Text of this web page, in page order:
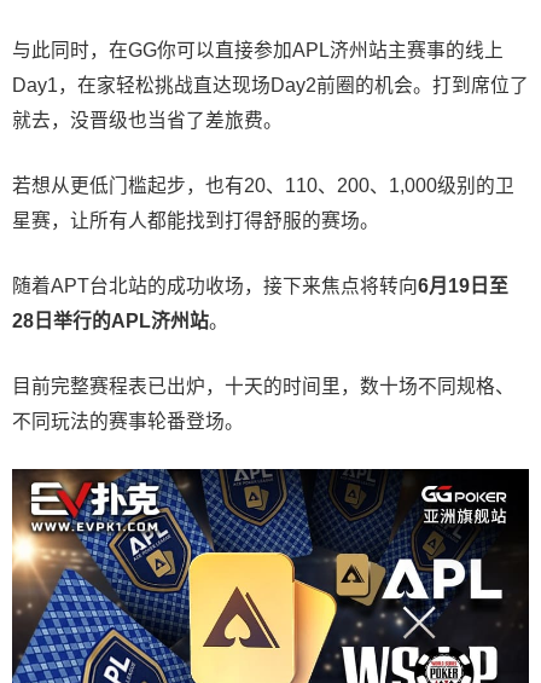
与此同时，在GG你可以直接参加APL济州站主赛事的线上
Day1，在家轻松挑战直达现场Day2前圈的机会。打到席位了
就去，没晋级也当省了差旅费。
若想从更低门槛起步，也有20、110、200、1,000级别的卫
星赛，让所有人都能找到打得舒服的赛场。
随着APT台北站的成功收场，接下来焦点将转向6月 19 日至
28 日举行的APL济州站。
目前完整赛程表已出炉，十天的时间里，数十场不同规格、
不同玩法的赛事轮番登场。